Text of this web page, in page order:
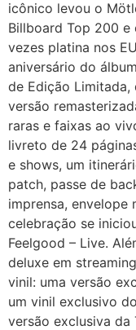
icônico levou o
Billboard Top 200
vezes platina nos
aniversário do
de Edição Limitada,
versão
raras e faixas ao
livreto de 24
e shows, um
patch, passe de
imprensa, envelope
celebração se
Feelgood – Live.
deluxe em
vinil: uma versão
um vinil exclusivo
versão exclusiva